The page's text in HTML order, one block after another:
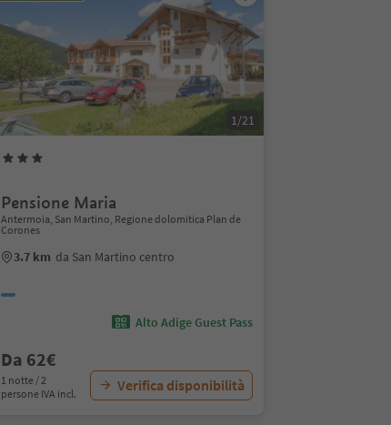
1/21
Pensione Maria
Antermoia, San Martino, Regione dolomitica Plan de
Corones
3.7 km da San Martino centro
Alto Adige Guest Pass
Da 62€
1 notte / 2
persone IVA incl.
Verifica disponibilità